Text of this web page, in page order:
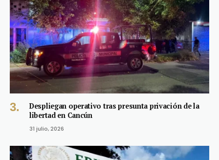
Despliegan operativo tras presunta privación de la
libertad en Cancún
31 julio, 2026